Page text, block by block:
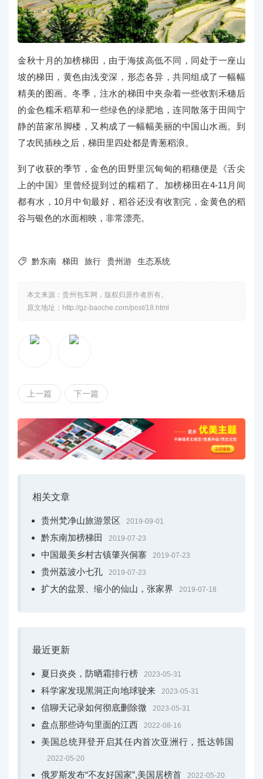
金秋十月的加榜梯田，由于海拔高低不同，同处于一座山
坡的梯田，黄色由浅变深，形态各异，共同组成了一幅幅
精美的图画。冬季，注水的梯田中夹杂着一些收割禾穗后
的金色糯禾稻草和一些绿色的绿肥地，连同散落于田间宁
静的苗家吊脚楼，又构成了一幅幅美丽的中国山水画。到
了农民插秧之后，梯田里四处都是青葱稻浪。
到了收获的季节，金色的田野里沉甸甸的稻穗便是《舌尖
上的中国》里曾经提到过的糯稻了。加榜梯田在4-11月间
都有水，10月中旬最好，稻谷还没有收割完，金黄色的稻
谷与银色的水面相映，非常漂亮。
 黔东南 梯田 旅行 贵州游 生态系统
本文来源：贵州包车网，版权归原作者所有。
原文地址：http://gz-baoche.com/post/18.html
上一篇 下一篇
相关文章
贵州梵净山旅游景区 2019-09-01
黔东南加榜梯田 2019-07-23
中国最美乡村古镇肇兴侗寨 2019-07-23
贵州荔波小七孔 2019-07-23
扩大的盆景、缩小的仙山，张家界 2019-07-18
最近更新
夏日炎炎，防晒霜排行榜 2023-05-31
科学家发现黑洞正向地球驶来 2023-05-31
信聊天记录如何彻底删除微 2023-05-31
盘点那些诗句里面的江西 2022-08-16
美国总统拜登开启其任内首次亚洲行，抵达韩国
2022-05-20
俄罗斯发布“不友好国家”,美国居榜首 2022-05-20